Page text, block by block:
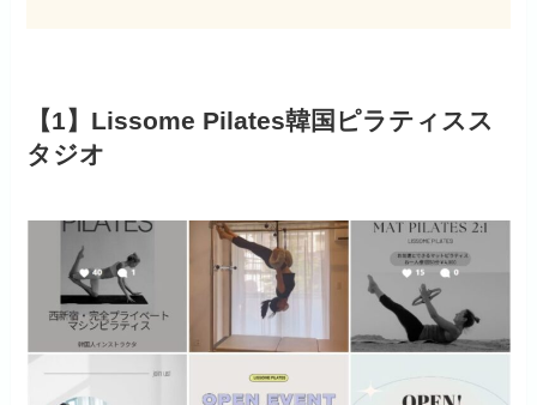
【1】Lissome Pilates韓国ピラティスス
タジオ